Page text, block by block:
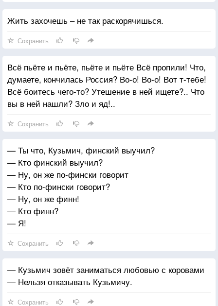
Жить захочешь – не так раскорячишься.
Сохранить
Всё пьёте и пьёте, пьёте и пьёте Всё пропили! Что,
думаете, кончилась Россия? Во-о! Во-о! Вот т-тебе!
Всё боитесь чего-то? Утешение в ней ищете?.. Что
вы в ней нашли? Зло и яд!..
Сохранить
— Ты что, Кузьмич, финский выучил?
— Кто финский выучил?
— Ну, он же по-фински говорит
— Кто по-фински говорит?
— Ну, он же финн!
— Кто финн?
— Я!
Сохранить
— Кузьмич зовёт заниматься любовью с коровами
— Нельзя отказывать Кузьмичу.
Сохранить